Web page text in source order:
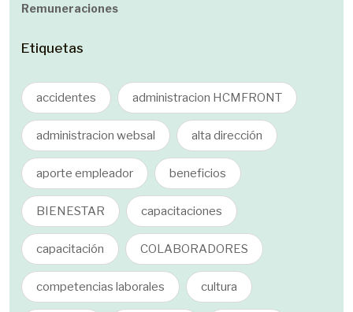
Remuneraciones
Etiquetas
accidentes administracion HCMFRONT
administracion websal alta dirección
aporte empleador beneficios
BIENESTAR capacitaciones
capacitación COLABORADORES
competencias laborales cultura